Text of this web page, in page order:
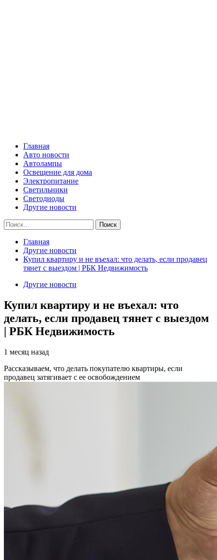
Главная
Авто новости
Автолампы
Освещение для дома
Электропитание
Светильники
Светодиоды
Другие новости
Найти:
Главная
Другие новости
Купил квартиру и не въехал: что делать, если продавец
тянет с выездом | РБК Недвижимость
Другие новости
Купил квартиру и не въехал: что
делать, если продавец тянет с выездом
| РБК Недвижимость
1 месяц назад
Рассказываем, что делать покупателю квартиры, если
продавец затягивает с ее освобождением